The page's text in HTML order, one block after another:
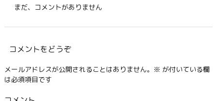
まだ、コメントがありません
コメントをどうぞ
メールアドレスが公開されることはありません。 ※ が付いている欄
は必須項目です